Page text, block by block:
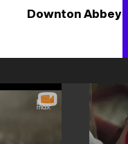
Downton Abbey